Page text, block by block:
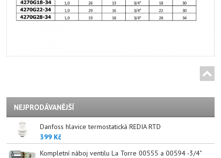
NEJPRODÁVANĚJŠÍ
Danfoss hlavice termostatická REDIA RTD
399 Kč
Kompletní náboj ventilu La Torre 00555 a 00594 -3/4"